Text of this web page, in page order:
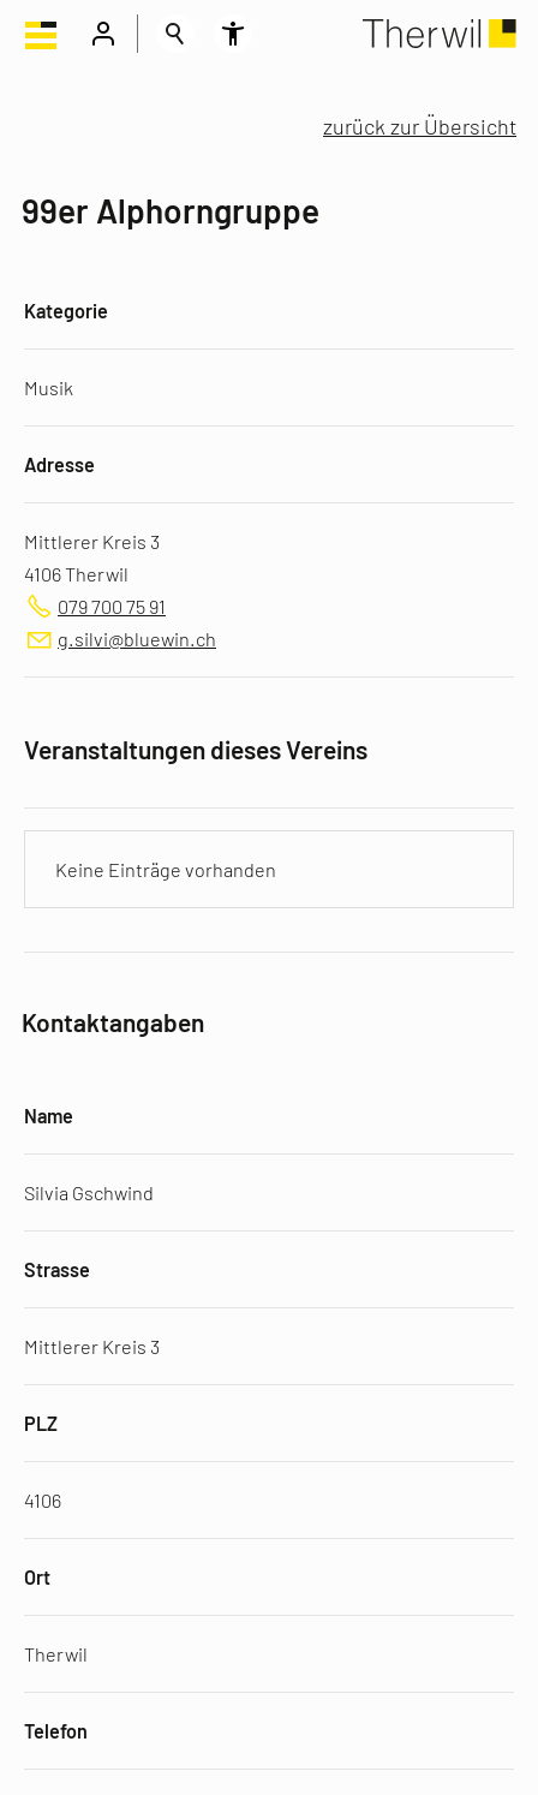
zurück zur Übersicht
99er Alphorngruppe
Kategorie
Musik
Adresse
Mittlerer Kreis 3
4106 Therwil
079 700 75 91
g.silvi@bluewin.ch
Veranstaltungen dieses Vereins
Keine Einträge vorhanden
Kontaktangaben
Name
Silvia Gschwind
Strasse
Mittlerer Kreis 3
PLZ
4106
Ort
Therwil
Telefon